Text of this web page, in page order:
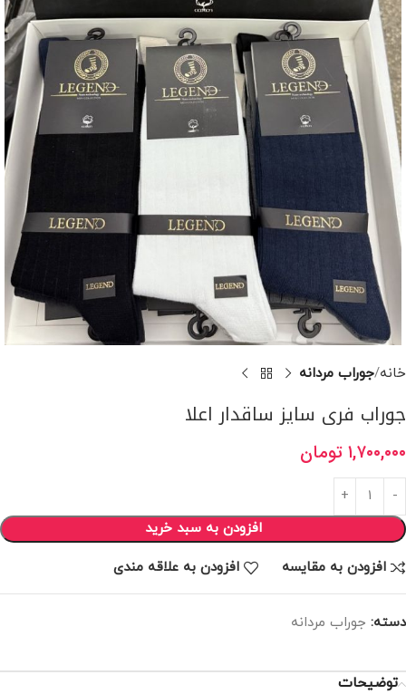
خانه جوراب مردانه
جوراب فری سایز ساقدار اعلا
۱,۷۰۰,۰۰۰ تومان
افزودن به سبد خرید
افزودن به مقایسه افزودن به علاقه مندی
دسته: جوراب مردانه
توضیحات